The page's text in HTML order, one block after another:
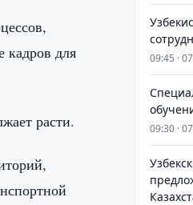
кадров для
расти.
09:45 ·
09:30 ·